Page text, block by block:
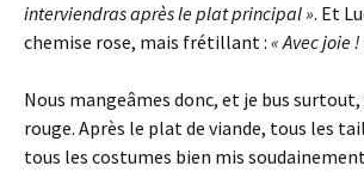
interviendras après le plat principal ». Et
chemise rose, mais frétillant : « Avec joie !
Nous mangeâmes donc, et je bus surtout,
rouge. Après le plat de viande, tous les
tous les costumes bien mis